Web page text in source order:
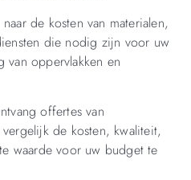
de kosten van materialen,
die nodig zijn voor uw
oppervlakken en
offertes van
de kosten, kwaliteit,
waarde voor uw budget te